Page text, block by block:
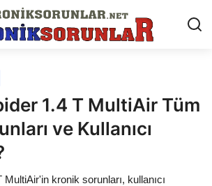
1.4 T MultiAir Tüm
ve Kullanıcı
kronik sorunları, kullanıcı